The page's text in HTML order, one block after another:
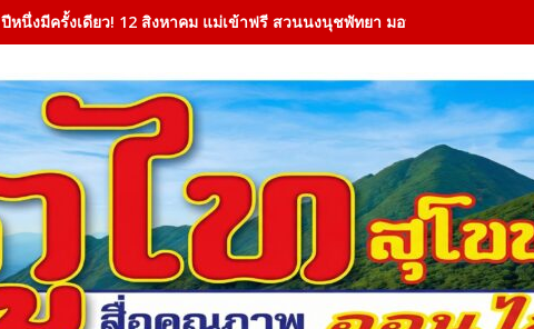
ปีหนึ่งมีครั้งเดียว! 12 สิงหาคม แม่เข้าฟรี สวนนงนุชพัทยา มอบของขวัญวันแม่แ